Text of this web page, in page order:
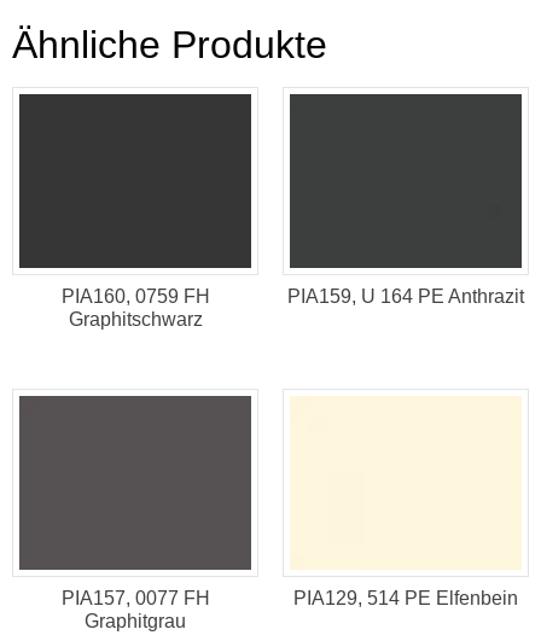
Ähnliche Produkte
PIA160, 0759 FH
Graphitschwarz
PIA159, U 164 PE Anthrazit
PIA157, 0077 FH
Graphitgrau
PIA129, 514 PE Elfenbein